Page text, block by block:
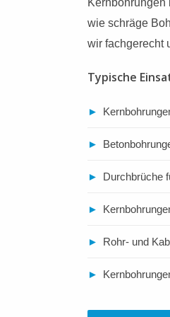
Kernbohrungen
wie schräge
wir fachgerecht
Typische
►
►
► Durchbrüche
►
► Rohr- und
►